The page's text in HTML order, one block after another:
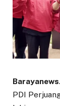
PDI